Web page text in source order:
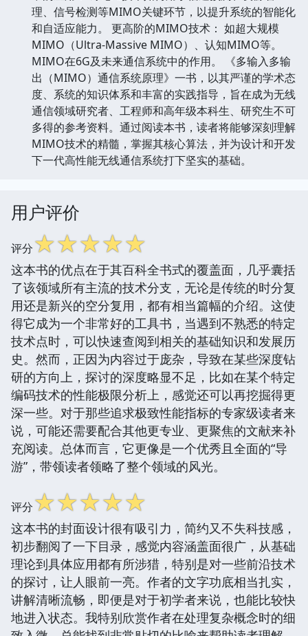
理、信号检测等MIMO关键环节，以提升系统的智能化
和自适应能力。 更高阶的MIMO技术： 如超大规模
MIMO（Ultra-Massive MIMO）、认知MIMO等。
MIMO在6G及未来通信系统中的作用。 《多输入多输
出（MIMO）通信系统原理》一书，以其严谨的学术态
度、系统的知识体系和丰富的实践指导，旨在成为无线
通信领域研究者、工程师和高年级本科生、研究生不可
多得的参考资料。通过阅读本书，读者将能够深刻理解
MIMO技术的精髓，掌握其核心算法，并为设计和开发
下一代高性能无线通信系统打下坚实的基础。
用户评价
评分☆☆☆☆☆
这本书的优点在于其百科全书式的覆盖面，几乎囊括
了该领域所有主流的技术分支，无论是传统的时分复
用还是新兴的空分复用，都有相当篇幅的介绍。这使
得它成为一个非常好的工具书，当遇到不熟悉的特定
技术点时，可以快速查阅到相关的基础知识和发展历
史。然而，正因为内容过于庞杂，导致在某些深度钻
研的方向上，探讨的深度略显不足，比如在某个特定
编码技术的性能极限分析上，感觉还可以再挖掘得更
深一些。对于那些追求极致性能指标的专家级读者来
说，可能还需要配合其他更专业、更聚焦的文献来补
充阅读。总体而言，它更像是一个优秀且全面的“导
游”，带领读者领略了整个领域的风光。
评分☆☆☆☆☆
这本书的封面设计很有吸引力，简约又不失科技感，
初步翻阅了一下目录，感觉内容涵盖面很广，从基础
理论到具体应用都有所涉猎，特别是对一些前沿技术
的探讨，让人眼前一亮。作者的文字功底相当扎实，
讲解清晰流畅，即便是对于初学者来说，也能比较快
地进入状态。我特别欣赏作者在处理复杂概念时的细